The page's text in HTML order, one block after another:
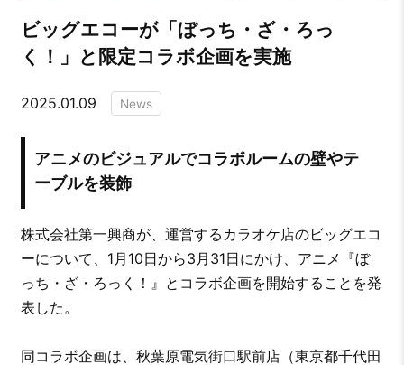
ビッグエコーが「ぼっち・ざ・ろっ
く！」と限定コラボ企画を実施
2025.01.09 News
アニメのビジュアルでコラボルームの壁やテ
ーブルを装飾
株式会社第一興商が、運営するカラオケ店のビッグエコ
ーについて、1月10日から3月31日にかけ、アニメ『ぼ
っち・ざ・ろっく！』とコラボ企画を開始することを発
表した。
同コラボ企画は、秋葉原電気街口駅前店（東京都千代田